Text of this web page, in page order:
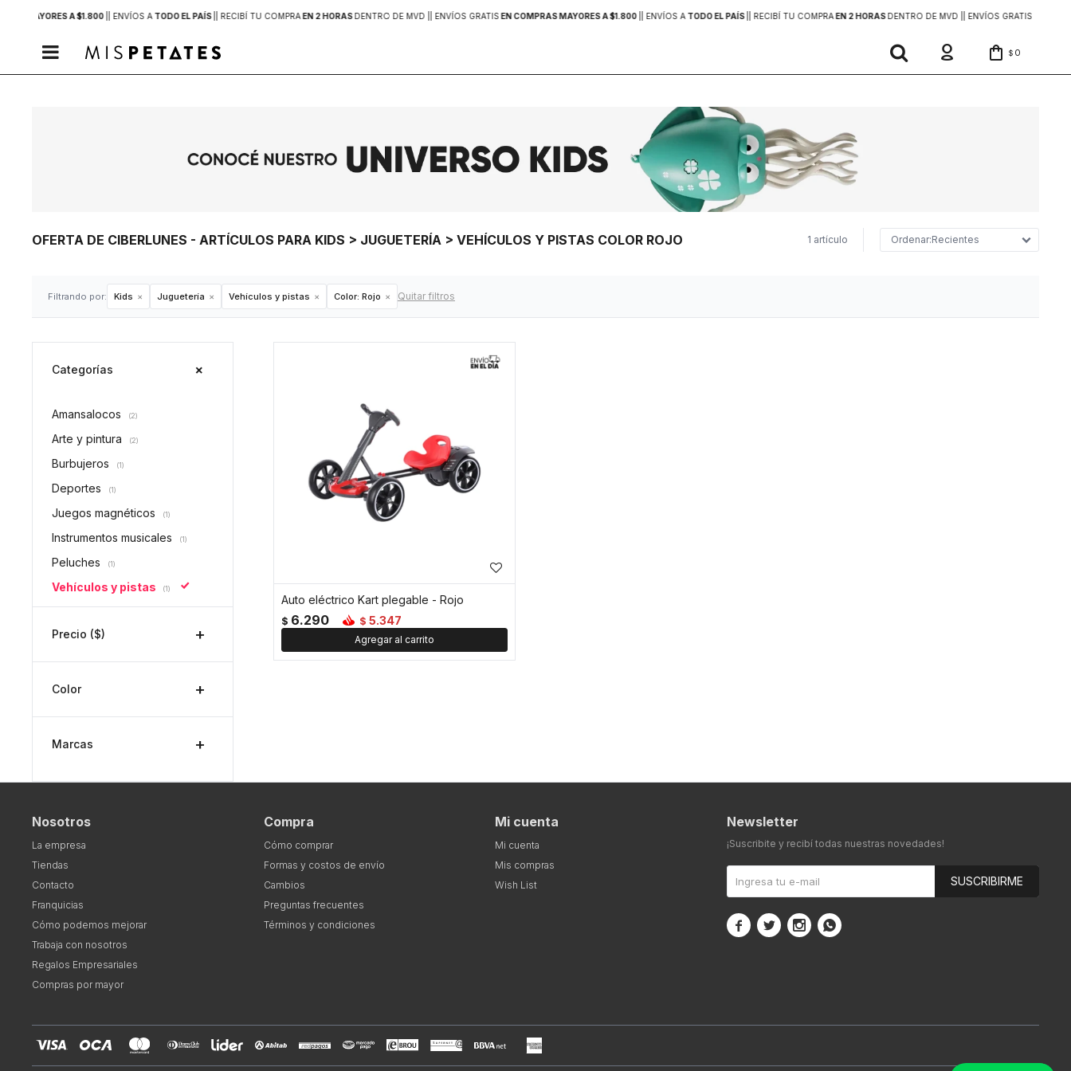
MAYORES A $1.800 | ENVÍOS A TODO EL PAÍS | RECIBÍ TU COMPRAEN 2 HORASDENTRO DE MVD | | ENVÍOS GRATISEN COMPRAS MAYORES A $1.800 | ENVÍOS A TODO EL PAÍS | RECIBÍ TU COMPRAEN 2 HORASDENTRO DE MVD | | ENVÍOS GRATIS
 $ 0
OFERTA DE CIBERLUNES - ARTÍCULOS PARA KIDS > JUGUETERÍA > VEHÍCULOS Y PISTAS COLOR ROJO 1 artículo Recientes
Filtrando por: Kids Juguetería Vehículos y pistas Color: Rojo Quitar filtros
Auto eléctrico Kart plegable - Rojo
$ 6.290 $ 5.347
Categorías
Amansalocos (2)
Arte y pintura (2)
Burbujeros (1)
Deportes (1)
Juegos magnéticos (1)
Instrumentos musicales (1)
Peluches (1)
Vehículos y pistas (1)
Precio ($)
Color
Marcas
Nosotros
La empresa
Tiendas
Contacto
Franquicias
Cómo podemos mejorar
Trabaja con nosotros
Regalos Empresariales
Compras por mayor
Compra
Cómo comprar
Formas y costos de envío
Cambios
Preguntas frecuentes
Términos y condiciones
Mi cuenta
Mi cuenta
Mis compras
Wish List
Newsletter
¡Suscribite y recibí todas nuestras novedades!
SUSCRIBIRME
   